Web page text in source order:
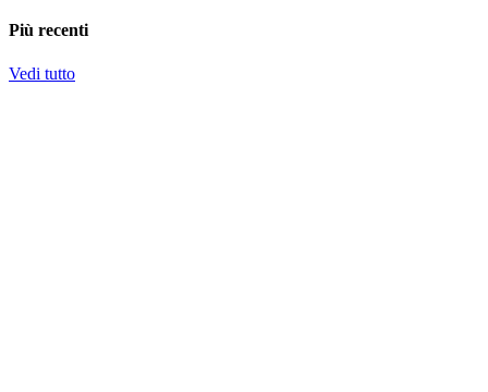
Più recenti
Vedi tutto